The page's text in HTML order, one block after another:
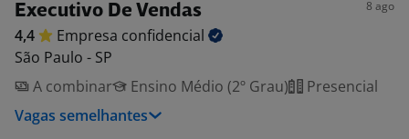
Executivo De Vendas 8 ago
4,4 Empresa confidencial
São Paulo - SP
A combinar
Ensino Médio (2º Grau)
Presencial
Vagas semelhantes